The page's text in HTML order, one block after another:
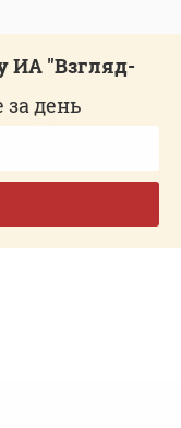
ИА "Взгляд-
день